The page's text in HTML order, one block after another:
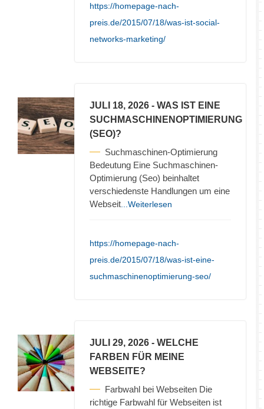
https://homepage-nach-
preis.de/2015/07/18/was-ist-social-
networks-marketing/
JULI 18, 2026 - WAS IST EINE
SUCHMASCHINENOPTIMIERUNG
(SEO)?
Suchmaschinen-Optimierung
Bedeutung Eine Suchmaschinen-
Optimierung (Seo) beinhaltet
verschiedenste Handlungen um eine
Webseit ...Weiterlesen
https://homepage-nach-
preis.de/2015/07/18/was-ist-eine-
suchmaschinenoptimierung-seo/
JULI 29, 2026 - WELCHE
FARBEN FÜR MEINE
WEBSEITE?
Farbwahl bei Webseiten Die
richtige Farbwahl für Webseiten ist